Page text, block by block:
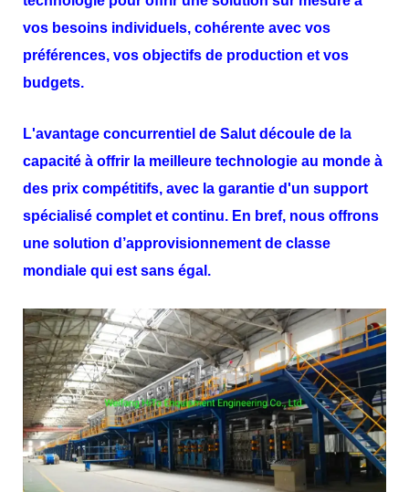
vos besoins individuels, cohérente avec vos
préférences, vos objectifs de production et vos
budgets.
L'avantage concurrentiel de Salut découle de la
capacité à offrir la meilleure technologie au monde à
des prix compétitifs, avec la garantie d'un support
spécialisé complet et continu. En bref, nous offrons
une solution d’approvisionnement de classe
mondiale qui est sans égal.